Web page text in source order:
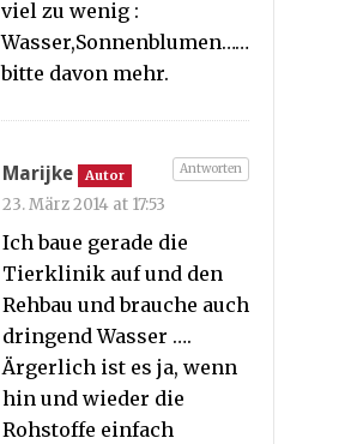
viel zu wenig :
Wasser,Sonnenblumen……
bitte davon mehr.
Marijke Autor
23. März 2014 at 17:53
Ich baue gerade die
Tierklinik auf und den
Rehbau und brauche auch
dringend Wasser ….
Ärgerlich ist es ja, wenn
hin und wieder die
Rohstoffe einfach
Antworten